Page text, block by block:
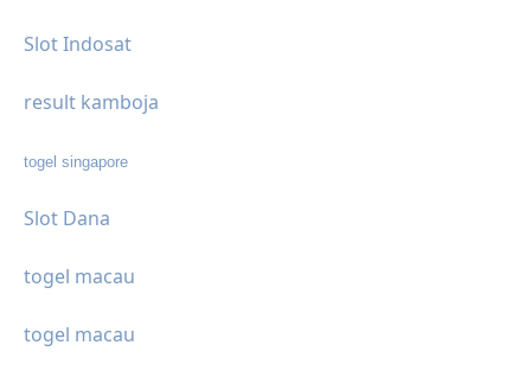
Slot Indosat
result kamboja
togel singapore
Slot Dana
togel macau
togel macau